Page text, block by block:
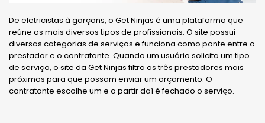
De eletricistas à garçons, o Get Ninjas é uma plataforma que
reúne os mais diversos tipos de profissionais. O site possui
diversas categorias de serviços e funciona como ponte entre o
prestador e o contratante. Quando um usuário solicita um tipo
de serviço, o site da Get Ninjas filtra os três prestadores mais
próximos para que possam enviar um orçamento. O
contratante escolhe um e a partir daí é fechado o serviço.